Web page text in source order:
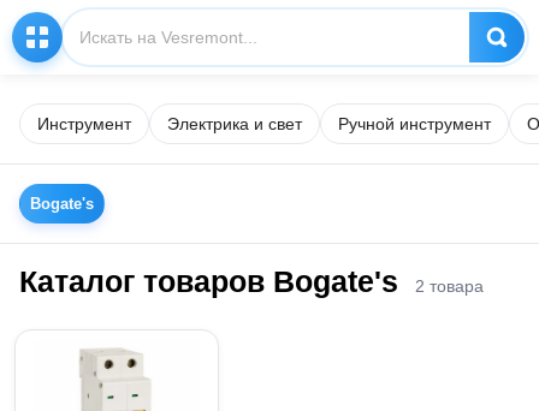
Инструмент Электрика и свет Ручной инструмент
Bogate's
Каталог товаров Bogate's 2 товара